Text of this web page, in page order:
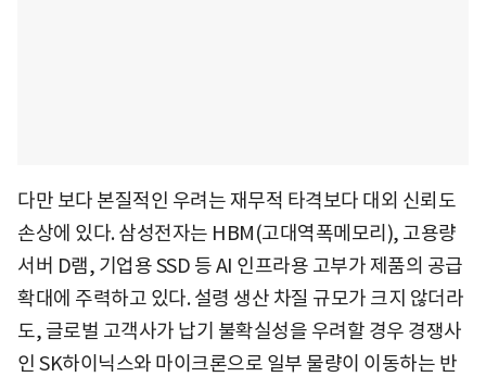
다만 보다 본질적인 우려는 재무적 타격보다 대외 신뢰도
손상에 있다. 삼성전자는 HBM(고대역폭메모리), 고용량
서버 D램, 기업용 SSD 등 AI 인프라용 고부가 제품의 공급
확대에 주력하고 있다. 설령 생산 차질 규모가 크지 않더라
도, 글로벌 고객사가 납기 불확실성을 우려할 경우 경쟁사
인 SK하이닉스와 마이크론으로 일부 물량이 이동하는 반